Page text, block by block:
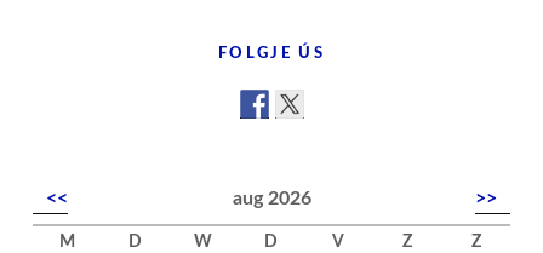
FOLGJE ÚS
<< aug 2026 >>
M D W D V Z
Z